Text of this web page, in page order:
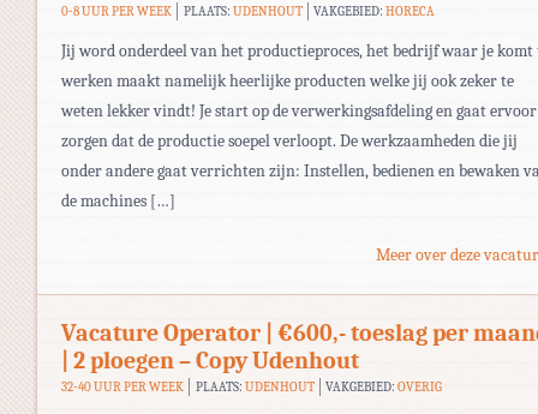
0-8 UUR PER WEEK PLAATS: UDENHOUT VAKGEBIED:HORECA
Jij word onderdeel van het productieproces, het bedrijf waar je komt
werken maakt namelijk heerlijke producten welke jij ook zeker te
weten lekker vindt! Je start op de verwerkingsafdeling en gaat ervoor
zorgen dat de productie soepel verloopt. De werkzaamheden die jij
onder andere gaat verrichten zijn: Instellen, bedienen en bewaken
de machines […]
Meer over deze
Vacature Operator | €600,- toeslag per
| 2 ploegen – Copy Udenhout
32-40 UUR PER WEEK PLAATS: UDENHOUT VAKGEBIED:OVERIG